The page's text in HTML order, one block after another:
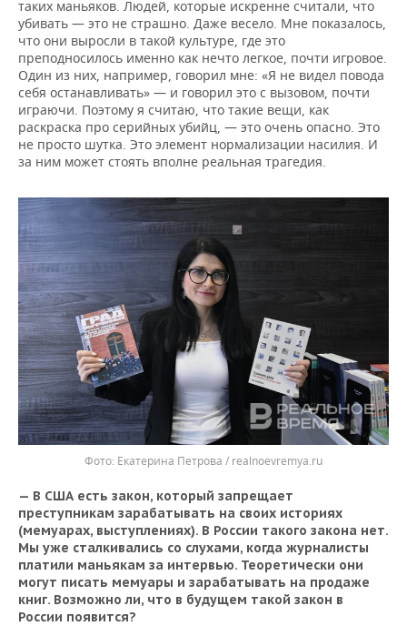
таких маньяков. Людей, которые искренне считали, что
убивать — это не страшно. Даже весело. Мне показалось,
что они выросли в такой культуре, где это
преподносилось именно как нечто легкое, почти игровое.
Один из них, например, говорил мне: «Я не видел повода
себя останавливать» — и говорил это с вызовом, почти
играючи. Поэтому я считаю, что такие вещи, как
раскраска про серийных убийц, — это очень опасно. Это
не просто шутка. Это элемент нормализации насилия. И
за ним может стоять вполне реальная трагедия.
Екатерина Петрова / realnoevremya.ru
— В США есть закон, который запрещает
преступникам зарабатывать на своих историях
(мемуарах, выступлениях). В России такого закона нет.
Мы уже сталкивались со слухами, когда журналисты
платили маньякам за интервью. Теоретически они
могут писать мемуары и зарабатывать на продаже
книг. Возможно ли, что в будущем такой закон в
России появится?